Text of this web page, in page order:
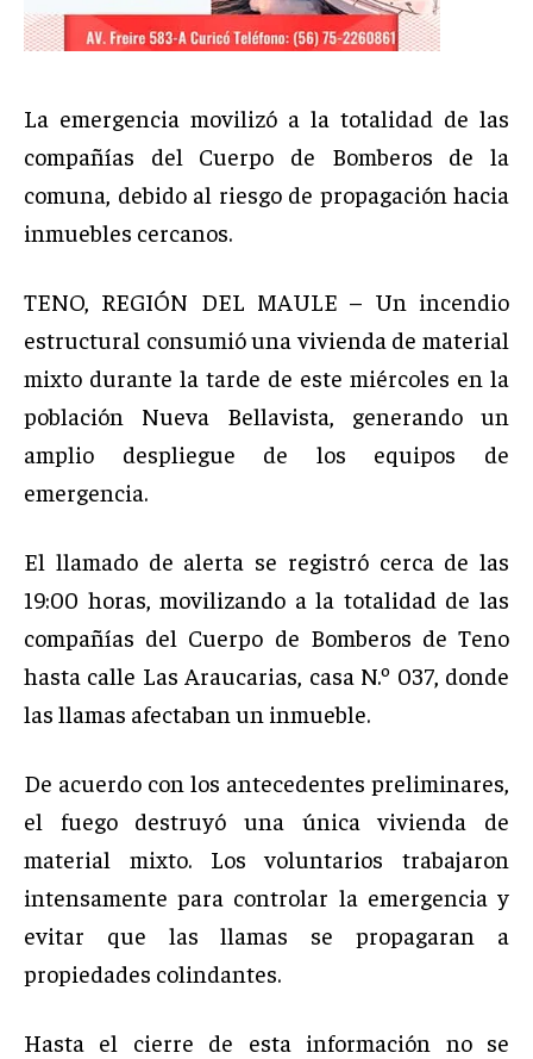
La emergencia movilizó a la totalidad de las
compañías del Cuerpo de Bomberos de la
comuna, debido al riesgo de propagación hacia
inmuebles cercanos.
TENO, REGIÓN DEL MAULE – Un incendio
estructural consumió una vivienda de material
mixto durante la tarde de este miércoles en la
población Nueva Bellavista, generando un
amplio despliegue de los equipos de
emergencia.
El llamado de alerta se registró cerca de las
19:00 horas, movilizando a la totalidad de las
compañías del Cuerpo de Bomberos de Teno
hasta calle Las Araucarias, casa N.º 037, donde
las llamas afectaban un inmueble.
De acuerdo con los antecedentes preliminares,
el fuego destruyó una única vivienda de
material mixto. Los voluntarios trabajaron
intensamente para controlar la emergencia y
evitar que las llamas se propagaran a
propiedades colindantes.
Hasta el cierre de esta información no se